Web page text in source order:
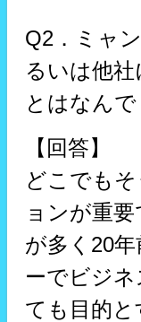
Q2．ミャ
るいは他
とはなん
【回答】
どこでも
ョンが重
が多く20
ーでビジ
ても目的